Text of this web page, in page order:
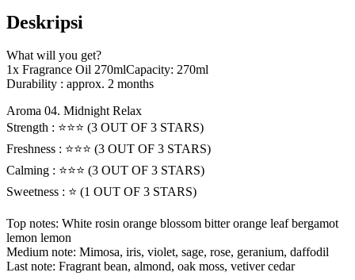
Deskripsi
What will you get?
1x Fragrance Oil 270mlCapacity: 270ml
Durability : approx. 2 months
Aroma 04. Midnight Relax
Strength : ⭐️⭐️⭐️ (3 OUT OF 3 STARS)
Freshness : ⭐️⭐️⭐️ (3 OUT OF 3 STARS)
Calming : ⭐️⭐️⭐️ (3 OUT OF 3 STARS)
Sweetness : ⭐️ (1 OUT OF 3 STARS)
Top notes: White rosin orange blossom bitter orange leaf bergamot
lemon lemon
Medium note: Mimosa, iris, violet, sage, rose, geranium, daffodil
Last note: Fragrant bean, almond, oak moss, vetiver cedar